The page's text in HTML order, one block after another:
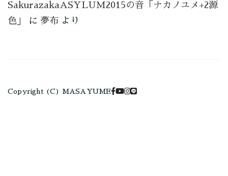
SakurazakaASYLUM2015の音「ナカノユメ+2源
色」
に 夢布 より
Copyright (C) MASAYUME